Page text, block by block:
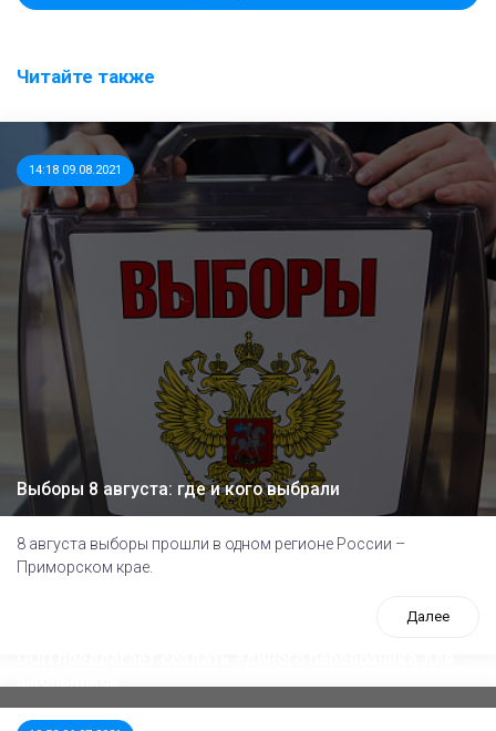
Читайте также
14:18 09.08.2021
Выборы 8 августа: где и кого выбрали
8 августа выборы прошли в одном регионе России –
Приморском крае.
Далее